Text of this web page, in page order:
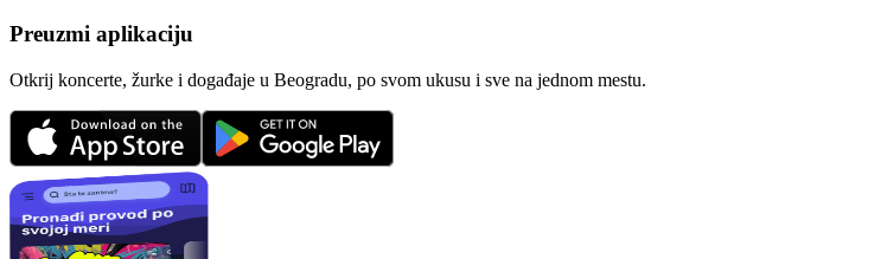
Preuzmi aplikaciju
Otkrij koncerte, žurke i događaje u Beogradu, po svom ukusu i sve na jednom mestu.